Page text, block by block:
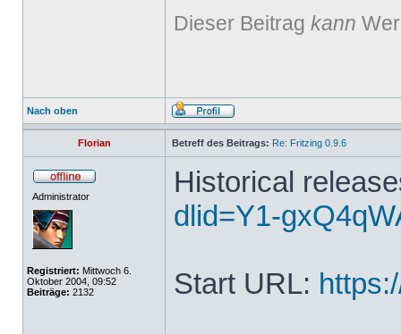
Dieser Beitrag kann
Nach oben
Florian Betreff des Beitrags: Re: Fritzing 0.9.6
Administrator
Registriert: Mittwoch 6.
Oktober 2004, 09:52
Beiträge: 2132
Historical
dlid=Y1-
Start URL: